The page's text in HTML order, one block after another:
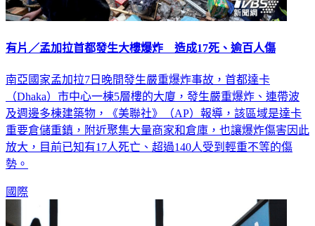
有片／孟加拉首都發生大樓爆炸 造成17死、逾百人傷
南亞國家孟加拉7日晚間發生嚴重爆炸事故，首都達卡
（Dhaka）市中心一棟5層樓的大廈，發生嚴重爆炸、連帶波
及週邊多棟建築物，《美聯社》（AP）報導，該區域是達卡
重要倉儲重鎮，附近聚集大量商家和倉庫，也讓爆炸傷害因此
放大，目前已知有17人死亡、超過140人受到輕重不等的傷
勢。
國際